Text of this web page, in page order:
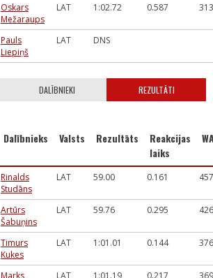
Oskars
Mežaraups
LAT 1:02.72 0.587 313
Pauls
Liepiņš
LAT DNS
DALĪBNIEKI REZULTĀTI
Dalībnieks Valsts Rezultāts
Reakcijas
laiks
Rinalds
Studāns
LAT 59.00 0.161 457
Artūrs
Šabuņins
LAT 59.76 0.295 426
Timurs
Kukes
LAT 1:01.01 0.144 376
Marks
LAT 1:01.19 0.217 369